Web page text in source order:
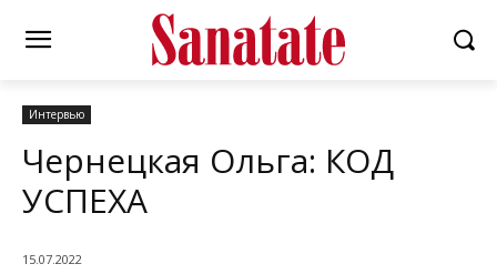
Интервью
Чернецкая Ольга: КОД
УСПЕХА
15.07.2022